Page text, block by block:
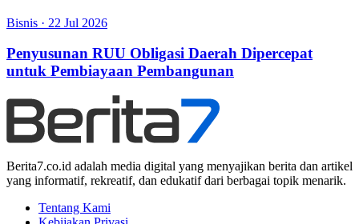
Bisnis · 22 Jul 2026
Penyusunan RUU Obligasi Daerah Dipercepat
untuk Pembiayaan Pembangunan
Berita7.co.id adalah media digital yang menyajikan berita dan artikel
yang informatif, rekreatif, dan edukatif dari berbagai topik menarik.
Tentang Kami